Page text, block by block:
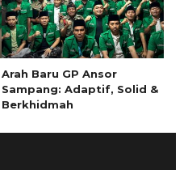
Arah Baru GP Ansor
Sampang: Adaptif, Solid &
Berkhidmah